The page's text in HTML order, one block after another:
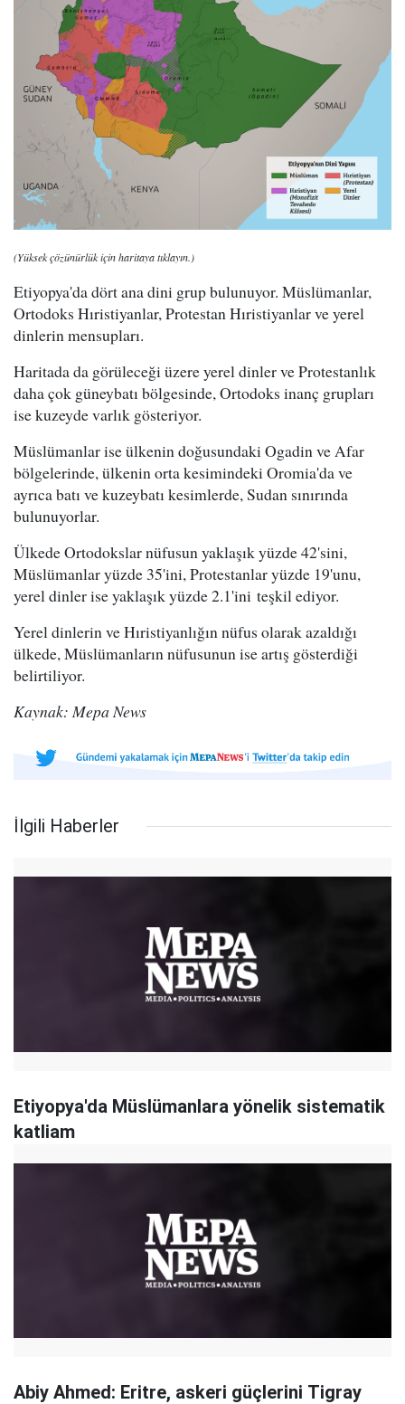
(Yüksek çözünürlük için haritaya tıklayın.)
Etiyopya'da dört ana dini grup bulunuyor. Müslümanlar,
Ortodoks Hıristiyanlar, Protestan Hıristiyanlar ve yerel
dinlerin mensupları.
Haritada da görüleceği üzere yerel dinler ve Protestanlık
daha çok güneybatı bölgesinde, Ortodoks inanç grupları
ise kuzeyde varlık gösteriyor.
Müslümanlar ise ülkenin doğusundaki Ogadin ve Afar
bölgelerinde, ülkenin orta kesimindeki Oromia'da ve
ayrıca batı ve kuzeybatı kesimlerde, Sudan sınırında
bulunuyorlar.
Ülkede Ortodokslar nüfusun yaklaşık yüzde 42'sini,
Müslümanlar yüzde 35'ini, Protestanlar yüzde 19'unu,
yerel dinler ise yaklaşık yüzde 2.1'ini teşkil ediyor.
Yerel dinlerin ve Hıristiyanlığın nüfus olarak azaldığı
ülkede, Müslümanların nüfusunun ise artış gösterdiği
belirtiliyor.
Kaynak: Mepa News
İlgili Haberler
Etiyopya'da Müslümanlara yönelik sistematik
katliam
Abiy Ahmed: Eritre, askeri güçlerini Tigray